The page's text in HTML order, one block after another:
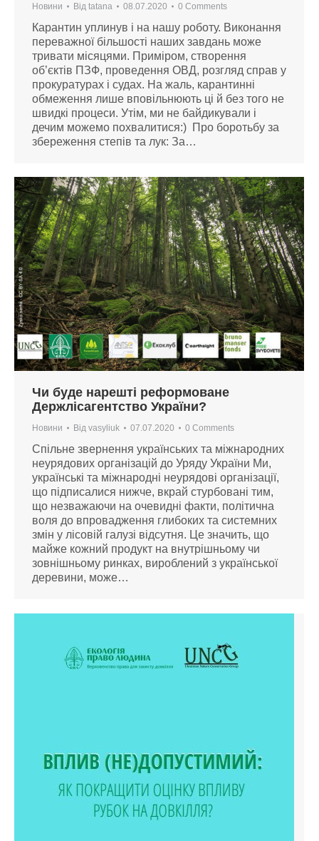
Новини Від tatana 08.07.2020 0 Comments
Карантин уплинув і на нашу роботу. Виконання
переважної більшості наших завдань може
тривати місяцями. Приміром, створення
об’єктів ПЗФ, проведення ОВД, розгляд справ у
прокуратурах і судах. На жаль, карантинні
обмеження лише вповільнюють ці й без того не
швидкі процеси. Утім, ми не байдикували і
дечим можемо похвалитися:) Про боротьбу за
збереження степів та лук: За…
Чи буде нарешті реформоване
Держлісагентство України?
Новини Від vasyliuk 07.07.2020 0 Comments
Спільне звернення українських та міжнародних
неурядових організацій до Уряду України Ми,
українські та міжнародні неурядові організації,
що підписалися нижче, вкрай стурбовані тим,
що незважаючи на очевидні факти, політична
воля до впровадження глибоких та системних
змін у лісовій галузі відсутня. Це значить, що
майже кожний продукт на внутрішньому чи
зовнішньому ринках, вироблений з української
деревини, може…